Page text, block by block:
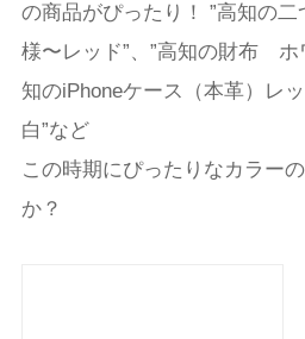
の商品がぴったり！ ”高知の
様〜レッド”、”高知の財布 ホ
知のiPhoneケース（本革）レ
白”など
この時期にぴったりなカラー
か？